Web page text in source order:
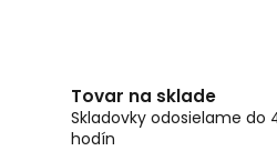
Tovar na sklade
Skladovky odosielame do
hodín